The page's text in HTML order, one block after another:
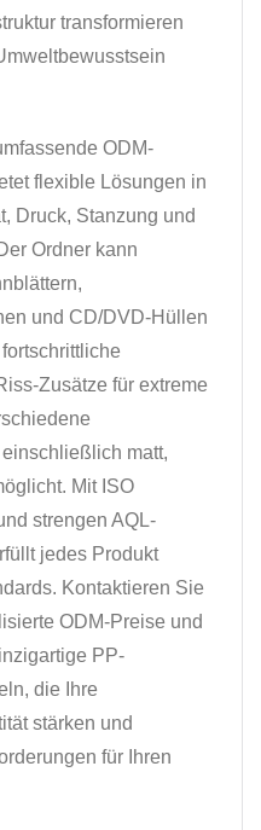
transformieren
ODM-
flexible Lösungen in
Druck, Stanzung und
Ordner kann
und CD/DVD-Hüllen
Zusätze für extreme
matt,
Mit ISO
strengen AQL-
jedes Produkt
Kontaktieren Sie
ODM-Preise und
PP-
die Ihre
stärken und
für Ihren